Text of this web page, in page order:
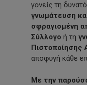
γονείς τη
γνωμάτευση
σφραγισμένη
Σύλλογο ή τη
Πιστοποίησης
αποφυγή κάθε
Με την